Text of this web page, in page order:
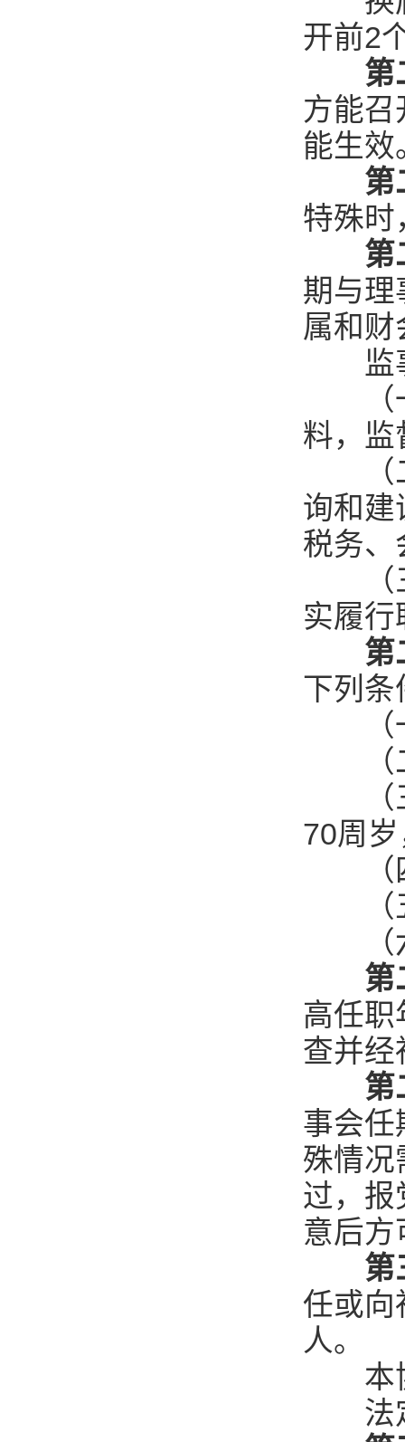
开前2
第
方能召
能生效
第
特殊时
第
期与理
属和财
监事
（一
料，监
（二
询和建
税务、
（三
实履行
第
下列条
（一
（二
（三
70周
（四
（五
（六
第
高任职
查并经
第
事会任
殊情况
过，报
意后方
第
任或向
人。
本协
法定